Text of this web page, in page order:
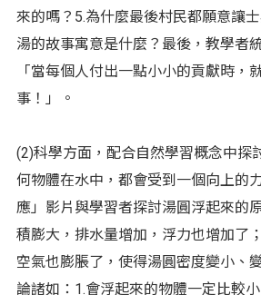
來的嗎？5.為什麼最後村民都願意讓
湯的故事寓意是什麼？最後，教學者
「當每個人付出一點小小的貢獻時，
事！」。
(2)科學方面，配合自然學習概念中探
何物體在水中，都會受到一個向上的
應」影片與學習者探討湯圓浮起來的
積膨大，排水量增加，浮力也增加了
空氣也膨脹了，使得湯圓密度變小、
論諸如：1.會浮起來的物體一定比較